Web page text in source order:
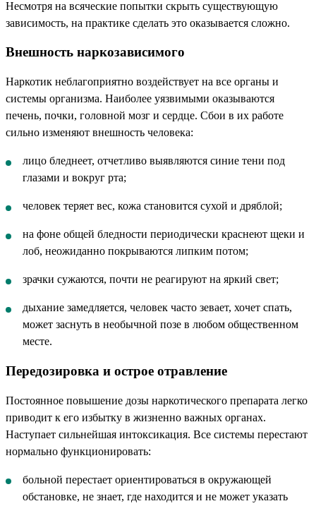
Несмотря на всяческие попытки скрыть существующую
зависимость, на практике сделать это оказывается сложно.
Внешность наркозависимого
Наркотик неблагоприятно воздействует на все органы и
системы организма. Наиболее уязвимыми оказываются
печень, почки, головной мозг и сердце. Сбои в их работе
сильно изменяют внешность человека:
лицо бледнеет, отчетливо выявляются синие тени под
глазами и вокруг рта;
человек теряет вес, кожа становится сухой и дряблой;
на фоне общей бледности периодически краснеют щеки и
лоб, неожиданно покрываются липким потом;
зрачки сужаются, почти не реагируют на яркий свет;
дыхание замедляется, человек часто зевает, хочет спать,
может заснуть в необычной позе в любом общественном
месте.
Передозировка и острое отравление
Постоянное повышение дозы наркотического препарата легко
приводит к его избытку в жизненно важных органах.
Наступает сильнейшая интоксикация. Все системы перестают
нормально функционировать:
больной перестает ориентироваться в окружающей
обстановке, не знает, где находится и не может указать